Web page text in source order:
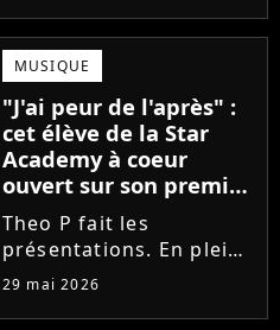
Coach d'expression
scénique de l'émission,
Marlène Schaff ne
rempilera pas à la table
des professeurs...
MUSIQUE
"J'ai peur de l'après" :
cet élève de la Star
Academy à coeur
ouvert sur son premier
single intime
Theo P fait les
présentations. En pleine
tournée, l'élève de la
29 mai 2026